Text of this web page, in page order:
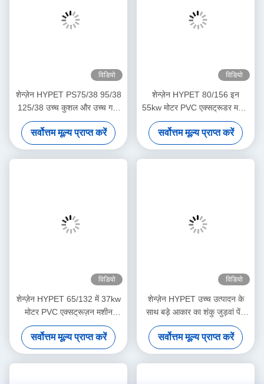
विडियो
शेन्ज़ेन HYPET PS75/38 95/38
125/38 उच्च कुशल और उच्च गति
समानांतर जुड़वां पेंच प्लास्टिक
extruders
सर्वोत्तम मूल्य प्राप्त करें
विडियो
शेन्ज़ेन HYPET 80/156 इन
55kw मोटर PVC एक्सट्रूडर मशीन
ट्विन कोनिकल स्क्रू एक्सट्रूडर
सर्वोत्तम मूल्य प्राप्त करें
विडियो
शेन्ज़ेन HYPET 65/132 में 37kw
मोटर PVC एक्सट्रूज़न मशीन
कोनिकल ट्विन स्क्रू एक्सट्रूडर
सर्वोत्तम मूल्य प्राप्त करें
विडियो
शेन्ज़ेन HYPET उच्च उत्पादन के
साथ बड़े आकार का शंकु जुड़वां पेंच
extruder ZS80/173 95/188
110/220
सर्वोत्तम मूल्य प्राप्त करें